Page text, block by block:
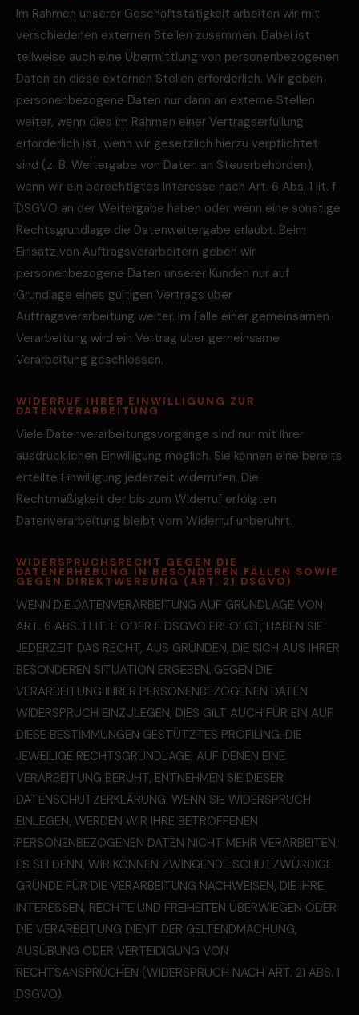
Im Rahmen unserer Geschäftstätigkeit arbeiten wir mit
verschiedenen externen Stellen zusammen. Dabei ist
teilweise auch eine Übermittlung von personenbezogenen
Daten an diese externen Stellen erforderlich. Wir geben
personenbezogene Daten nur dann an externe Stellen
weiter, wenn dies im Rahmen einer Vertragserfüllung
erforderlich ist, wenn wir gesetzlich hierzu verpflichtet
sind (z. B. Weitergabe von Daten an Steuerbehörden),
wenn wir ein berechtigtes Interesse nach Art. 6 Abs. 1 lit. f
DSGVO an der Weitergabe haben oder wenn eine sonstige
Rechtsgrundlage die Datenweitergabe erlaubt. Beim
Einsatz von Auftragsverarbeitern geben wir
personenbezogene Daten unserer Kunden nur auf
Grundlage eines gültigen Vertrags über
Auftragsverarbeitung weiter. Im Falle einer gemeinsamen
Verarbeitung wird ein Vertrag über gemeinsame
Verarbeitung geschlossen.
WIDERRUF IHRER EINWILLIGUNG ZUR
DATENVERARBEITUNG
Viele Datenverarbeitungsvorgänge sind nur mit Ihrer
ausdrücklichen Einwilligung möglich. Sie können eine bereits
erteilte Einwilligung jederzeit widerrufen. Die
Rechtmäßigkeit der bis zum Widerruf erfolgten
Datenverarbeitung bleibt vom Widerruf unberührt.
WIDERSPRUCHSRECHT GEGEN DIE
DATENERHEBUNG IN BESONDEREN FÄLLEN SOWIE
GEGEN DIREKTWERBUNG (ART. 21 DSGVO)
WENN DIE DATENVERARBEITUNG AUF GRUNDLAGE VON
ART. 6 ABS. 1 LIT. E ODER F DSGVO ERFOLGT, HABEN SIE
JEDERZEIT DAS RECHT, AUS GRÜNDEN, DIE SICH AUS IHRER
BESONDEREN SITUATION ERGEBEN, GEGEN DIE
VERARBEITUNG IHRER PERSONENBEZOGENEN DATEN
WIDERSPRUCH EINZULEGEN; DIES GILT AUCH FÜR EIN AUF
DIESE BESTIMMUNGEN GESTÜTZTES PROFILING. DIE
JEWEILIGE RECHTSGRUNDLAGE, AUF DENEN EINE
VERARBEITUNG BERUHT, ENTNEHMEN SIE DIESER
DATENSCHUTZERKLÄRUNG. WENN SIE WIDERSPRUCH
EINLEGEN, WERDEN WIR IHRE BETROFFENEN
PERSONENBEZOGENEN DATEN NICHT MEHR VERARBEITEN,
ES SEI DENN, WIR KÖNNEN ZWINGENDE SCHUTZWÜRDIGE
GRÜNDE FÜR DIE VERARBEITUNG NACHWEISEN, DIE IHRE
INTERESSEN, RECHTE UND FREIHEITEN ÜBERWIEGEN ODER
DIE VERARBEITUNG DIENT DER GELTENDMACHUNG,
AUSÜBUNG ODER VERTEIDIGUNG VON
RECHTSANSPRÜCHEN (WIDERSPRUCH NACH ART. 21 ABS. 1
DSGVO).